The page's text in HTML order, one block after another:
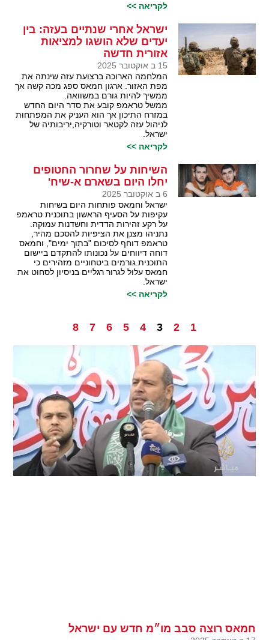
לקריאה >>
ישראל אחרי שנתיים בעזה: בין
יעדים שלא הושגו למציאות
אזורית חדשה
15 ב אוקטובר 2025
המלחמה הארוכה ברצועת עזה שינתה את
מפת האזור. ארגון חמאס ספג מכה קשה אך
ממשיך להיות גורם במשוואה.
ממשל טראמפ קובע את סדר היום החדש
במזרח התיכון אך הוא העניק את המפתחות
לניהול עזה לקטאר וטורקיה,יריבותיה של
ישראל.
לקריאה >>
השיחות על שחרור החטופים
יחלו היום בשארם א-שיח'
6 ב אוקטובר 2025
ישראל וחמאס פותחות היום בשיחות
עקיפות על הסעיף הראשון בתוכנית טראמפ
על רקע זהירות הדדית וחשדנות עמוקה.
נתניהו מצנן את הציפיות להסכם מהיר,
טראמפ דוחף לסיכום "בתוך ימים", וחמאס
דוחה דיווחים על נכונותו להתקדם ביישום
התוכנית.גורמים ביטחוניים מזהירים כי
חמאס עלול לגרור רגליים בניסיון לסחוט את
ישראל.
לקריאה >>
1
2
3
4
5
6
7
8
חמאס רוצה סבב מו״מ חדש עם ישראל